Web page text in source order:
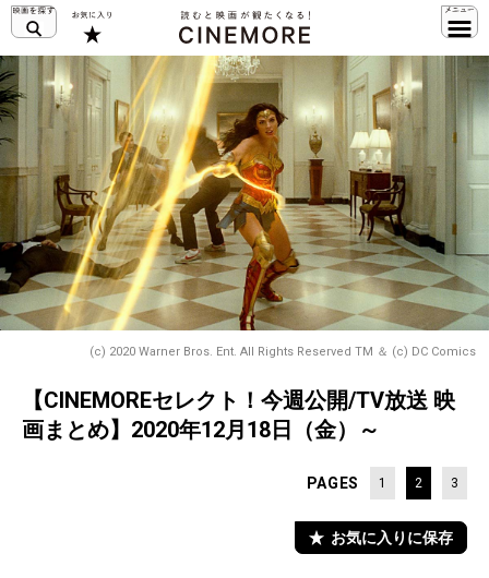
(c) 2020 Warner Bros. Ent. All Rights Reserved TM ＆ (c) DC Comics
【CINEMOREセレクト！今週公開/TV放送 映
画まとめ】2020年12月18日（金）～
PAGES 1 2 3
お気に入りに保存